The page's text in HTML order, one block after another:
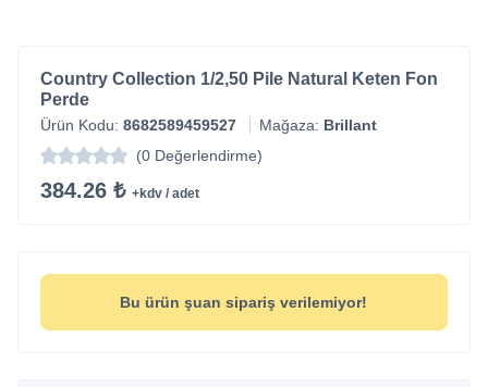
Country Collection 1/2,50 Pile Natural Keten Fon
Perde
Ürün Kodu: 8682589459527 Mağaza: Brillant
(0 Değerlendirme)
384.26 ₺ +kdv / adet
Bu ürün şuan sipariş verilemiyor!